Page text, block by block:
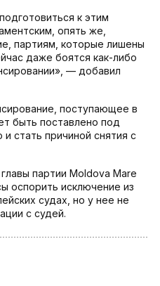
к этим
опять же,
партиям, которые лишены
даже боятся как-либо
— добавил
поступающее в
быть поставлено под
стать причиной снятия с
главы партии Moldova Mare
оспорить исключение из
судах, но у нее не
с судей.